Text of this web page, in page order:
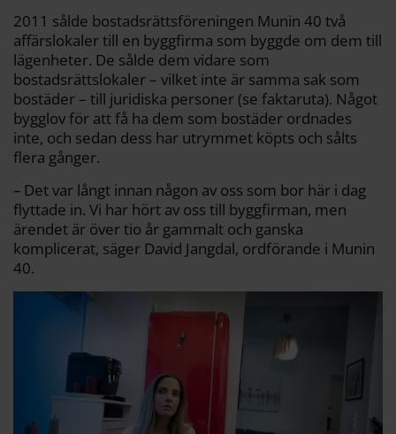
2011 sålde bostadsrättsföreningen Munin 40 två
affärslokaler till en byggfirma som byggde om dem till
lägenheter. De sålde dem vidare som
bostadsrättslokaler – vilket inte är samma sak som
bostäder – till juridiska personer (se faktaruta). Något
bygglov för att få ha dem som bostäder ordnades
inte, och sedan dess har utrymmet köpts och sålts
flera gånger.
– Det var långt innan någon­ av oss som bor här i dag
flyttade in. Vi har hört av oss till byggfirman, men
ärendet är över tio år gammalt och ganska
komplicerat, säger David Jangdal, ord­förande i Munin
40.